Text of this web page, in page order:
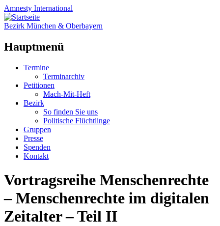
Amnesty International
Bezirk München & Oberbayern
Hauptmenü
Zum
springen
Termine
Terminarchiv
Petitionen
Mach-Mit-Heft
Bezirk
So finden Sie uns
Politische Flüchtlinge
Gruppen
Presse
Spenden
Kontakt
Vortragsreihe Menschenrechte
– Menschenrechte im digitalen
Zeitalter – Teil II